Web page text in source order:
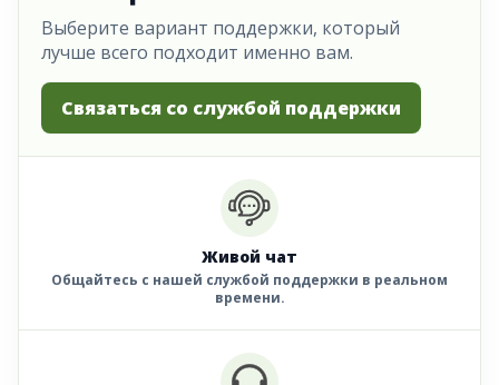
Выберите вариант поддержки, который
лучше всего подходит именно вам.
Связаться со службой поддержки
Живой чат
Общайтесь с нашей службой поддержки в реальном
времени.